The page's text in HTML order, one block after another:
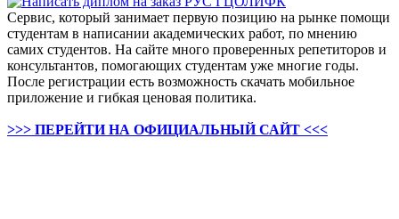
Сервис, который занимает первую позицию на рынке помощи
студентам в написании академических работ, по мнению
самих студентов. На сайте много проверенных репетиторов и
консультантов, помогающих студентам уже многие годы.
После регистрации есть возможность скачать мобильное
приложение и гибкая ценовая политика.
>>> ПЕРЕЙТИ НА ОФИЦИАЛЬНЫЙ САЙТ <<<